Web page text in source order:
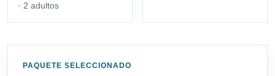
· 2 adultos
PAQUETE SELECCIONADO